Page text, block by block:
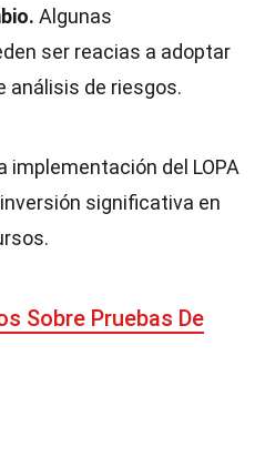
Algunas
ser reacias a adoptar
análisis de riesgos.
implementación del LOPA
significativa en
Sobre Pruebas De